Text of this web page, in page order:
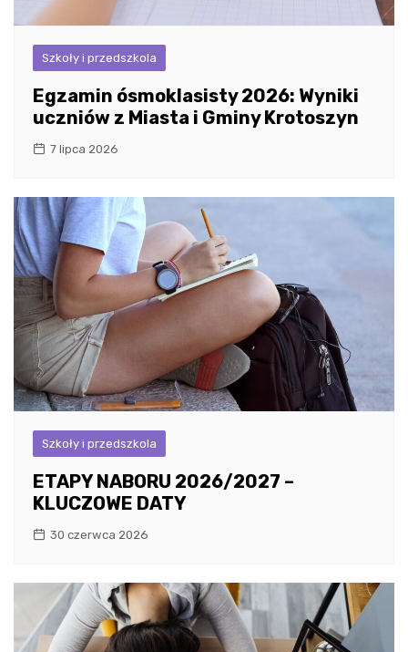
Szkoły i przedszkola
Egzamin ósmoklasisty 2026: Wyniki
uczniów z Miasta i Gminy Krotoszyn
7 lipca 2026
Szkoły i przedszkola
ETAPY NABORU 2026/2027 –
KLUCZOWE DATY
30 czerwca 2026